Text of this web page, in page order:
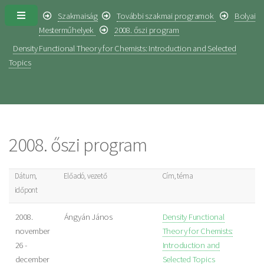
Szakmaiság További szakmai programok
Bolyai
Mesterműhelyek
2008. őszi program
Density Functional Theory for Chemists: Introduction and Selected
Topics
2008. őszi program
Dátum,
időpont
Előadó, vezető Cím, téma
2008.
november
26 -
december
Ángyán János
Density Functional
Theory for Chemists:
Introduction and
Selected Topics